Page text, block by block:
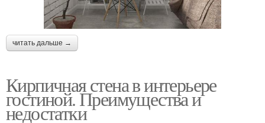
читать дальше →
Кирпичная стена в интерьере
гостиной. Преимущества и
недостатки